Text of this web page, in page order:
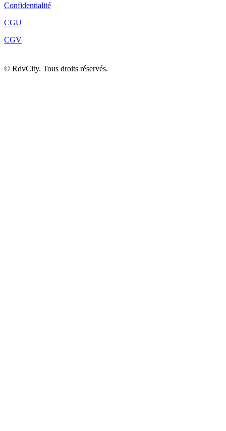
Confidentialité
CGU
CGV
© RdvCity. Tous droits réservés.